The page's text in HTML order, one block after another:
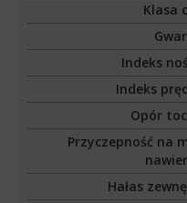
Klasa
Indeks
Indeks
Opór
Przyczepność na
Hałas